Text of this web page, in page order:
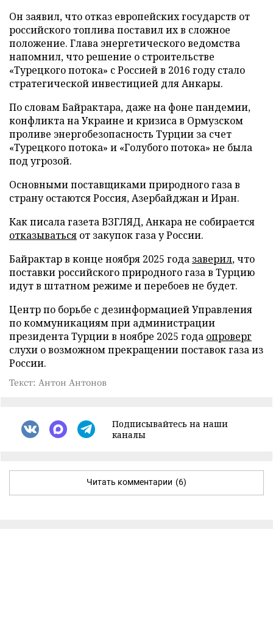
Он заявил, что отказ европейских государств от
российского топлива поставил их в сложное
положение. Глава энергетического ведомства
напомнил, что решение о строительстве
«Турецкого потока» с Россией в 2016 году стало
стратегической инвестицией для Анкары.
По словам Байрактара, даже на фоне пандемии,
конфликта на Украине и кризиса в Ормузском
проливе энергобезопасность Турции за счет
«Турецкого потока» и «Голубого потока» не была
под угрозой.
Основными поставщиками природного газа в
страну остаются Россия, Азербайджан и Иран.
Как писала газета ВЗГЛЯД, Анкара не собирается
отказываться от закупок газа у России.
Байрактар в конце ноября 2025 года заверил, что
поставки российского природного газа в Турцию
идут в штатном режиме и перебоев не будет.
Центр по борьбе с дезинформацией Управления
по коммуникациям при администрации
президента Турции в ноябре 2025 года опроверг
слухи о возможном прекращении поставок газа из
России.
Текст: Антон Антонов
Подписывайтесь на наши
каналы
Читать комментарии (6)